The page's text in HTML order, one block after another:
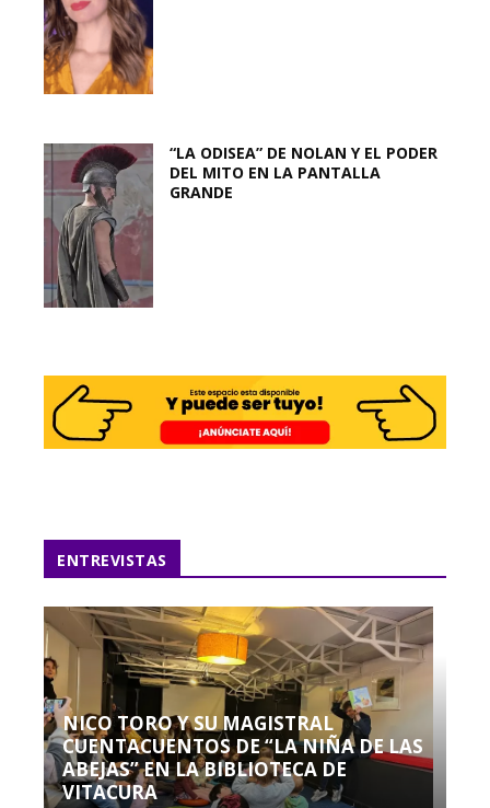
“LA ODISEA” DE NOLAN Y EL PODER
DEL MITO EN LA PANTALLA
GRANDE
ENTREVISTAS
NICO TORO Y SU MAGISTRAL
CUENTACUENTOS DE “LA NIÑA DE LAS
ABEJAS” EN LA BIBLIOTECA DE
VITACURA